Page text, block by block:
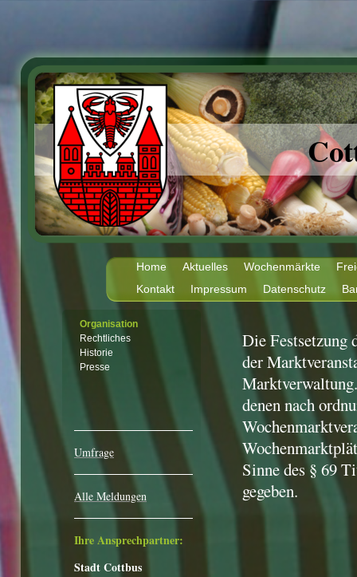
Home Aktuelles Wochenmärkte
Kontakt
Impressum Datenschutz
Die Festsetzung
der
denen nach
Sinne des § 69
gegeben.
Organisation
Rechtliches
Historie
Presse
Umfrage
Alle Meldungen
Ihre Ansprechpartner:
Stadt Cottbus